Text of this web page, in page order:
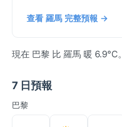
查看 羅馬 完整預報 →
現在 巴黎 比 羅馬 暖 6.9°C。
7 日預報
巴黎